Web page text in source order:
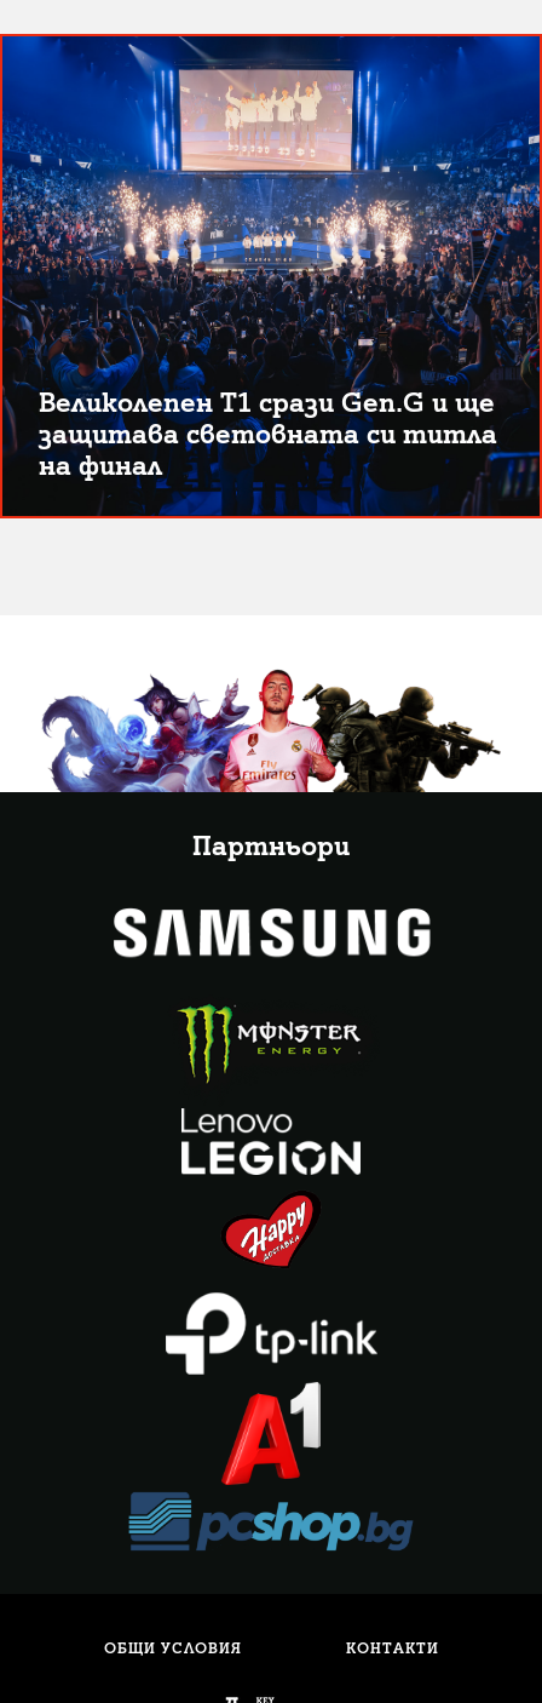
Великолепен T1 срази Gen.G и ще
защитава световната си титла
на финал
Партньори
ОБЩИ УСЛОВИЯ КОНТАКТИ